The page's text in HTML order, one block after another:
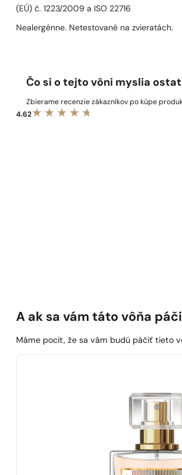
(EÚ) č. 1223/2009 a ISO 22716
Nealergénne. Netestované na zvieratách.
Čo si o tejto vôni myslia
Zbierame recenzie zákazníkov po kúpe
4.62
A ak sa vám táto vôňa
Máme pocit, že sa vám budú páčiť tieto